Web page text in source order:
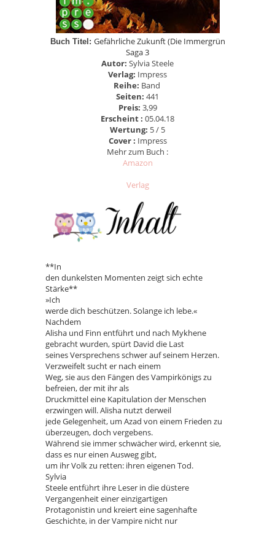
Buch Titel: Gefährliche Zukunft (Die Immergrün
Saga 3
Autor: Sylvia Steele
Verlag: Impress
Reihe: Band
Seiten: 441
Preis: 3,99
Erscheint : 05.04.18
Wertung: 5 / 5
Cover : Impress
Mehr zum Buch :
Amazon
Verlag
**In
den dunkelsten Momenten zeigt sich echte
Stärke**
»Ich
werde dich beschützen. Solange ich lebe.«
Nachdem
Alisha und Finn entführt und nach Mykhene
gebracht wurden, spürt David die Last
seines Versprechens schwer auf seinem Herzen.
Verzweifelt sucht er nach einem
Weg, sie aus den Fängen des Vampirkönigs zu
befreien, der mit ihr als
Druckmittel eine Kapitulation der Menschen
erzwingen will. Alisha nutzt derweil
jede Gelegenheit, um Azad von einem Frieden zu
überzeugen, doch vergebens.
Während sie immer schwächer wird, erkennt sie,
dass es nur einen Ausweg gibt,
um ihr Volk zu retten: ihren eigenen Tod.
Sylvia
Steele entführt ihre Leser in die düstere
Vergangenheit einer einzigartigen
Protagonistin und kreiert eine sagenhafte
Geschichte, in der Vampire nicht nur